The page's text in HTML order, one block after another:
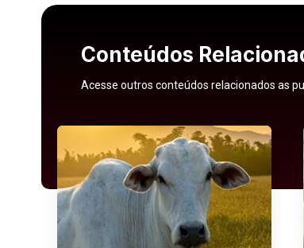
Conteúdos
Acesse outros conteúdos relacionados as